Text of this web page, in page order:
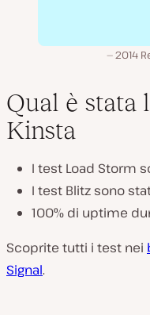
2014
Qual è stata
Kinsta
I test Load Storm
I test Blitz sono
100% di uptime
Scoprite tutti i test nei
Signal.